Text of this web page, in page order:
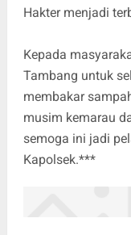
Hakter menjadi
Kepada
Tambang untuk
membakar
musim kemarau
semoga ini jadi
Kapolsek.***